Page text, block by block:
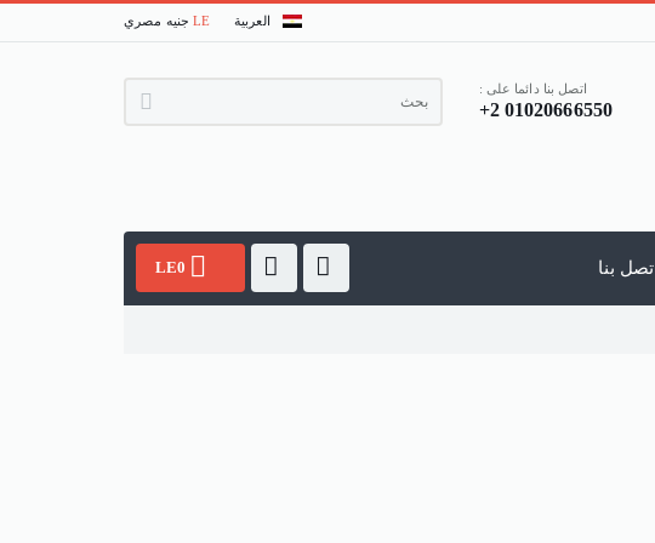
العربية LE جنيه مصري
اتصل بنا دائما على :
+2 01020666550
اتصل بنا LE0